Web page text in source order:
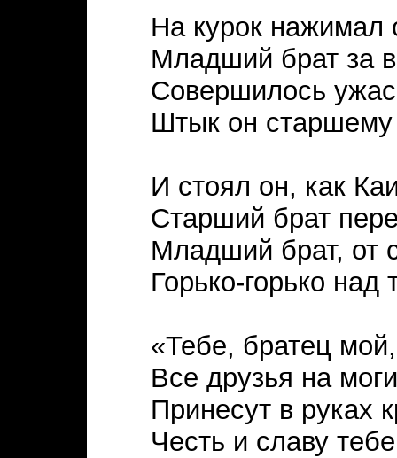
На курок нажимал
Младший брат за
Совершилось
Штык он старшему
И стоял он, как
Старший брат
Младший брат, от
Горько-горько
«Тебе, братец
Все друзья на
Принесут в руках
Честь и славу